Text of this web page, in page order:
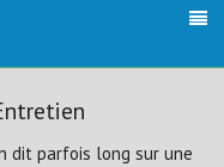
dit parfois long sur une